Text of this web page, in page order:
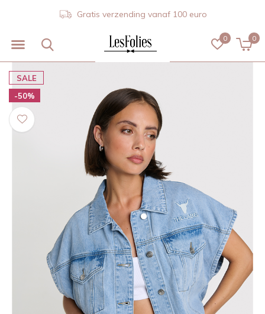
0 0
Gratis verzending vanaf 100 euro
SALE
-50%